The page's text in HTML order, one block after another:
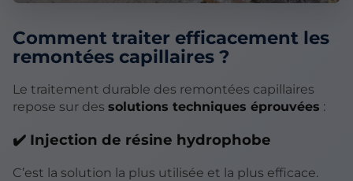
Comment traiter efficacement les
remontées capillaires ?
Le traitement durable des remontées capillaires
repose sur des solutions techniques éprouvées :
✔️ Injection de résine hydrophobe
C’est la solution la plus utilisée et la plus efficace.